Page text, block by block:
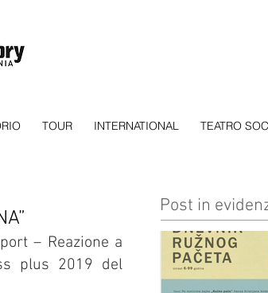
TOUR INTERNATIONAL TEATRO
– Reazione a
plus 2019 del
Post in